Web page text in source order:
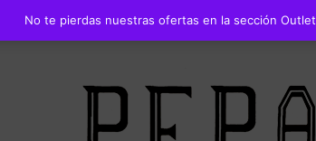
No te pierdas nuestras ofertas en la sección Outlet